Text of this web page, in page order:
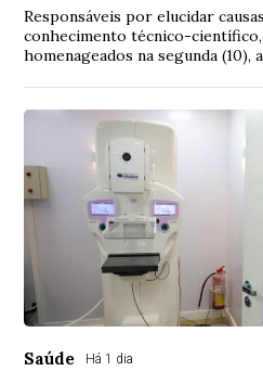
Responsáveis por elucidar
conhecimento técnico-
homenageados na segunda (10),
Saúde Há 1 dia